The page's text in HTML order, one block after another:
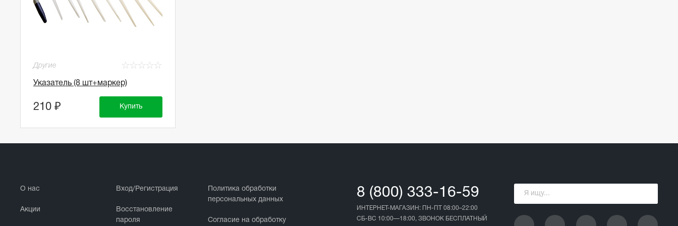
Другие ☆
☆
☆
☆
☆
Указатель (8 шт+маркер)
210 ₽ Купить
О нас
Акции
Вход/Регистрация
Восстановление
пароля
Политика обработки
персональных данных
Cогласие на обработку
8 (800) 333-16-59
ИНТЕРНЕТ-МАГАЗИН: ПН-ПТ 08:00–22:00
СБ-ВС 10:00—18:00, ЗВОНОК БЕСПЛАТНЫЙ